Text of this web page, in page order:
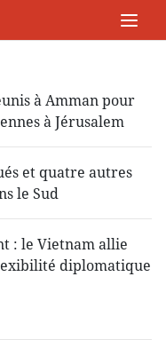
à Amman pour
à Jérusalem
et quatre autres
le Sud
: le Vietnam allie
diplomatique